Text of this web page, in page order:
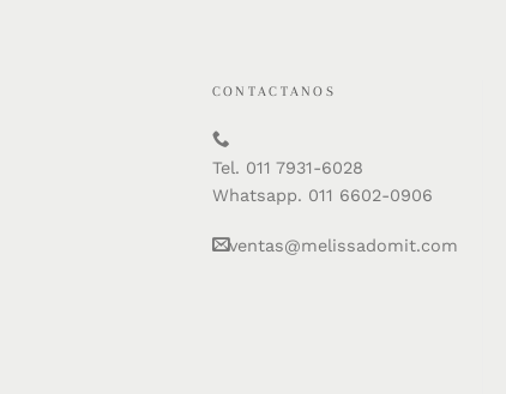
CONTACTANOS
Tel. 011 7931-6028
Whatsapp. 011 6602-0906
ventas@melissadomit.com